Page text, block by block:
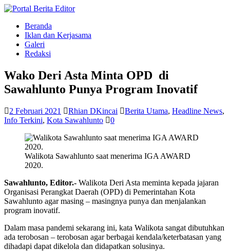
Beranda
Iklan dan Kerjasama
Galeri
Redaksi
Wako Deri Asta Minta OPD di
Sawahlunto Punya Program Inovatif
2 Februari 2021 Rhian DKincai Berita Utama, Headline News,
Info Terkini, Kota Sawahlunto 0
Walikota Sawahlunto saat menerima IGA AWARD
2020.
Sawahlunto, Editor.- Walikota Deri Asta meminta kepada jajaran
Organisasi Perangkat Daerah (OPD) di Pemerintahan Kota
Sawahlunto agar masing – masingnya punya dan menjalankan
program inovatif.
Dalam masa pandemi sekarang ini, kata Walikota sangat dibutuhkan
ada terobosan – terobosan agar berbagai kendala/keterbatasan yang
dihadapi dapat dikelola dan didapatkan solusinya.